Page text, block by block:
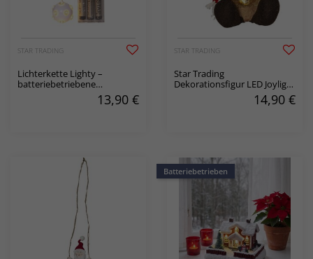
STAR TRADING
Lichterkette Lighty –
batteriebetriebene
13,90 €
STAR TRADING
Star Trading
Dekorationsfigur LED Joylight
14,90 €
Batteriebetrieben